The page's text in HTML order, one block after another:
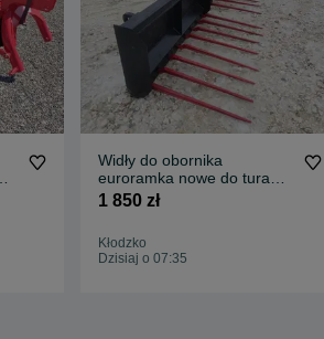
Widły do obornika
euroramka nowe do tura
kute kły solidne Transport
1 850 zł
Kłodzko
Dzisiaj o 07:35